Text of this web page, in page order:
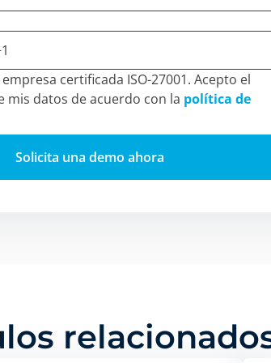
certificada ISO-27001. Acepto el
mis datos de acuerdo con la política de